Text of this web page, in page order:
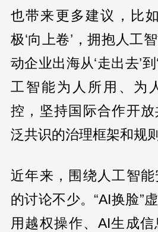
也带来更多建议，比
极‘向上卷’，拥抱人工
动企业出海从‘走出去’到
工智能为人所用、为
控，坚持国际合作开
泛共识的治理框架和规则
近年来，围绕人工智
的讨论不少。“AI换脸”
用越权操作、AI生成